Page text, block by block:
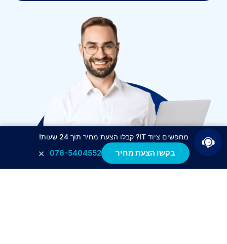
מחפשים ציוד IT? קבלו הצעת מחיר תוך 24 שעות!
בקשו הצעת מחיר 076-5404552
×